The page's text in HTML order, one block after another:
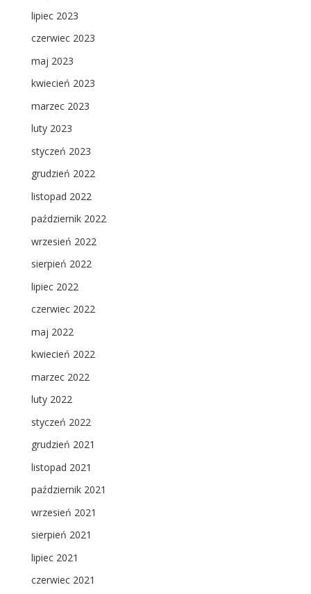
lipiec 2023
czerwiec 2023
maj 2023
kwiecień 2023
marzec 2023
luty 2023
styczeń 2023
grudzień 2022
listopad 2022
październik 2022
wrzesień 2022
sierpień 2022
lipiec 2022
czerwiec 2022
maj 2022
kwiecień 2022
marzec 2022
luty 2022
styczeń 2022
grudzień 2021
listopad 2021
październik 2021
wrzesień 2021
sierpień 2021
lipiec 2021
czerwiec 2021